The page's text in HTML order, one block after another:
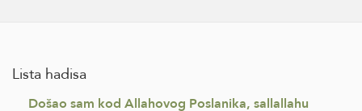
Lista hadisa
Došao sam kod Allahovog Poslanika, sallallahu